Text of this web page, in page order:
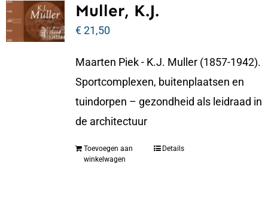
Muller, K.J.
€21,50
Maarten Piek - K.J. Muller (1857-1942).
Sportcomplexen, buitenplaatsen en
tuindorpen – gezondheid als leidraad in
de architectuur
Toevoegen aan
winkelwagen
Details